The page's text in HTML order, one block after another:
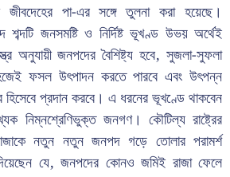
পা-এর সঙ্গে তুলনা করা হয়েছে।
শব্দটি জনসমষ্টি ও নির্দিষ্ট ভূখণ্ড উভয় অর্থেই
অনুযায়ী জনপদের বৈশিষ্ট্য হবে, সুজলা-সুফলা
ফসল উৎপাদন করতে পারবে এবং উৎপন্ন
প্রদান করবে। এ ধরনের ভূখণ্ডে থাকবেন
নিম্নশ্রেণিভুক্ত জনগণ। কৌটিল্য রাষ্ট্রের
নতুন নতুন জনপদ গড়ে তোলার পরামর্শ
যে, জনপদের কোনও জমিই রাজা ফেলে